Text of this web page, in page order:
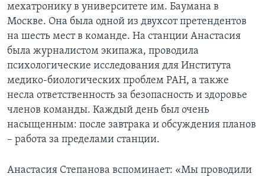
мехатронику в университете им. Баумана в
Москве. Она была одной из двухсот претендентов
на шесть мест в команде. На станции Анастасия
была журналистом экипажа, проводила
психологические исследования для Института
медико-биологических проблем РАН, а также
несла ответственность за безопасность и здоровье
членов команды. Каждый день был очень
насыщенным: после завтрака и обсуждения планов
– работа за пределами станции.
Анастасия Степанова вспоминает: «Мы проводили